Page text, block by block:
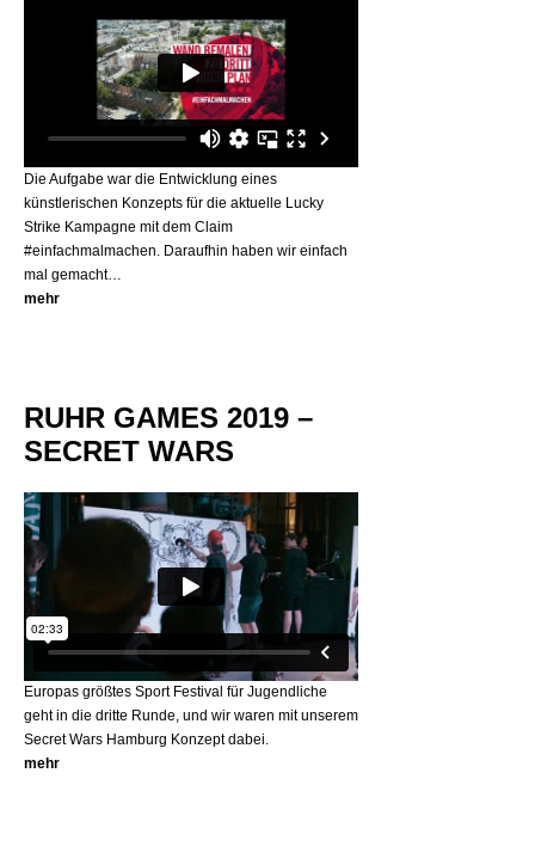
Die Aufgabe war die Entwicklung eines
künstlerischen Konzepts für die aktuelle Lucky
Strike Kampagne mit dem Claim
#einfachmalmachen. Daraufhin haben wir einfach
mal gemacht…
mehr
RUHR GAMES 2019 –
SECRET WARS
Europas größtes Sport Festival für Jugendliche
geht in die dritte Runde, und wir waren mit unserem
Secret Wars Hamburg Konzept dabei.
mehr